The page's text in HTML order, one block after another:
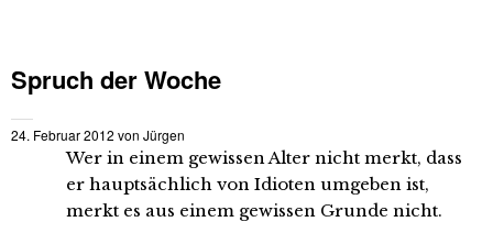
Spruch der Woche
24. Februar 2012 von Jürgen
Wer in einem gewissen Alter nicht merkt, dass
er hauptsächlich von Idioten umgeben ist,
merkt es aus einem gewissen Grunde nicht.